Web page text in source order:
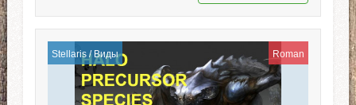
Stellaris/ Виды Roman